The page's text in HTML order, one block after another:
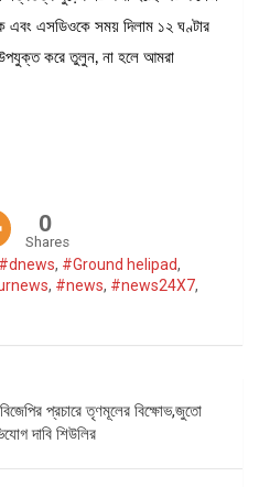
এবং এসডিওকে সময় দিলাম ১২ ঘণ্টার
করে তুলুন, না হলে আমরা
0
Shares
#dnews, #Ground helipad,
, #news, #news24X7,
প্রচারে তৃণমূলের বিক্ষোভ,জুতো
দাবি শিউলির